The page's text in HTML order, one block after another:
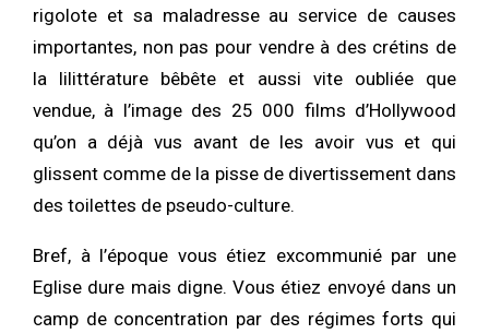
rigolote et sa maladresse au service de causes
importantes, non pas pour vendre à des crétins de
la lilittérature bêbête et aussi vite oubliée que
vendue, à l’image des 25 000 films d’Hollywood
qu’on a déjà vus avant de les avoir vus et qui
glissent comme de la pisse de divertissement dans
des toilettes de pseudo-culture.
Bref, à l’époque vous étiez excommunié par une
Eglise dure mais digne. Vous étiez envoyé dans un
camp de concentration par des régimes forts qui